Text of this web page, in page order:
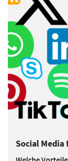
Social Media